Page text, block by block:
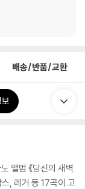
배송/반품/교환
앨범 《당신의 새벽
, 레거 등 17곡이 고